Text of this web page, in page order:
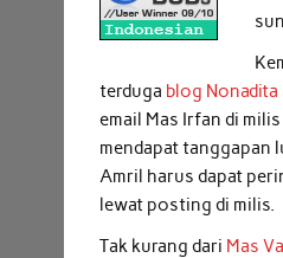
terduga blog Nonadita
email Mas Irfan di
mendapat tanggapan
Amril harus dapat
lewat posting di milis.
Tak kurang dari Mas